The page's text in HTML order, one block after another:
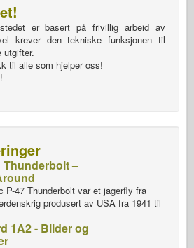
er basert på frivillig arbeid av
krever den tekniske funksjonen til
utgifter.
til alle som hjelper oss!
Thunderbolt –
P-47 Thunderbolt var et jagerfly fra
produsert av USA fra 1941 til
1A2 - Bilder og